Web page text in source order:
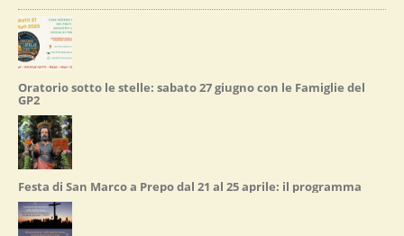
Oratorio sotto le stelle: sabato 27 giugno con le Famiglie del
GP2
Festa di San Marco a Prepo dal 21 al 25 aprile: il programma